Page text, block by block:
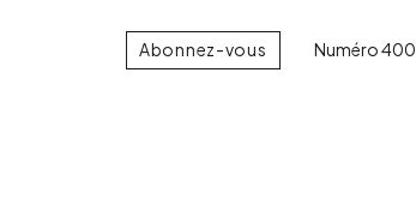
Abonnez-vous Numéro 400